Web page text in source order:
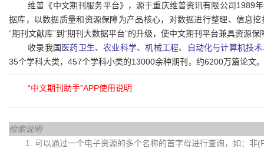
维普《中文期刊服务平台》，源于重庆维普资讯有限公司1989
据库，以数据质量和资源保障为产品核心，对数据进行整理、信息
“期刊文献库”到“期刊大数据平台”的升级，使中文期刊平台兼具资源
收录我国 医药卫生、农业科学、机械工程、 自动化与计算机技术
35个学科大类，457个学科小类的13000余种期刊，约6200万篇论文。
“中文期刊助手”APP使用说明
检索说明
1. 可以通过一个电子资源的多个名称的首字母进行查询，如：